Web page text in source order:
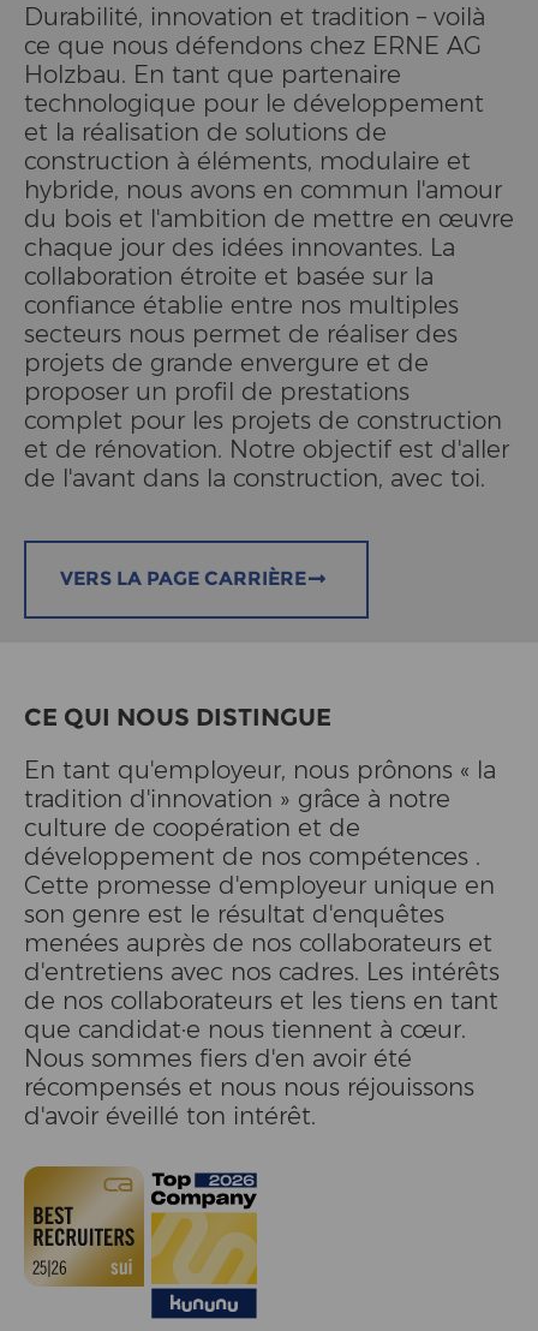
Durabilité, innovation et tradition – voilà
ce que nous défendons chez ERNE AG
Holzbau. En tant que partenaire
technologique pour le développement
et la réalisation de solutions de
construction à éléments, modulaire et
hybride, nous avons en commun l'amour
du bois et l'ambition de mettre en œuvre
chaque jour des idées innovantes. La
collaboration étroite et basée sur la
confiance établie entre nos multiples
secteurs nous permet de réaliser des
projets de grande envergure et de
proposer un profil de prestations
complet pour les projets de construction
et de rénovation. Notre objectif est d'aller
de l'avant dans la construction, avec toi.
VERS LA PAGE CARRIÈRE
CE QUI NOUS DISTINGUE
En tant qu'employeur, nous prônons « la
tradition d'innovation » grâce à notre
culture de coopération et de
développement de nos compétences .
Cette promesse d'employeur unique en
son genre est le résultat d'enquêtes
menées auprès de nos collaborateurs et
d'entretiens avec nos cadres. Les intérêts
de nos collaborateurs et les tiens en tant
que candidat·e nous tiennent à cœur.
Nous sommes fiers d'en avoir été
récompensés et nous nous réjouissons
d'avoir éveillé ton intérêt.